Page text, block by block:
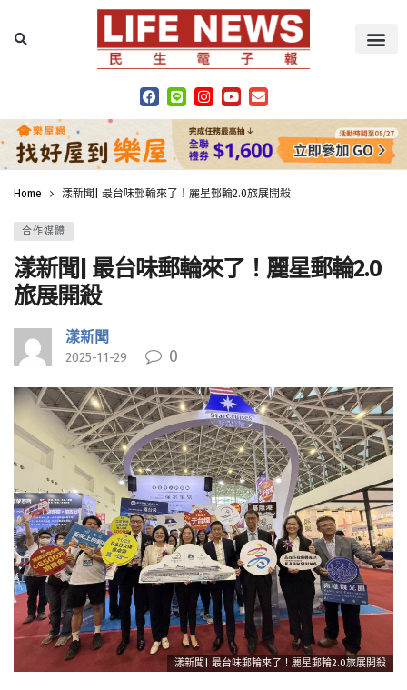
Home 漾新聞| 最台味郵輪來了！麗星郵輪2.0旅展開殺
合作媒體
漾新聞| 最台味郵輪來了！麗星郵輪2.0
旅展開殺
漾新聞
2025-11-29 0
漾新聞| 最台味郵輪來了！麗星郵輪2.0旅展開殺